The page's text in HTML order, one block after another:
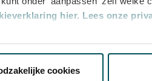
hier. Lees onze
op onze website kunt u
cookies
1
€91.00 €81.00